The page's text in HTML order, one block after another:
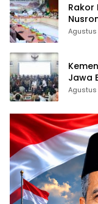
Rakor
Agustus
Jawa
Agustus